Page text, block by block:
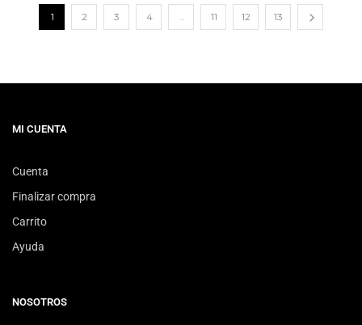
1 2 3 4 … 11 12 13
MI CUENTA
Cuenta
Finalizar compra
Carrito
Ayuda
NOSOTROS